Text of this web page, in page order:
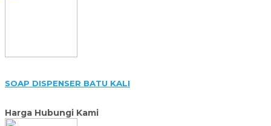
SOAP DISPENSER BATU KALI
Harga Hubungi Kami